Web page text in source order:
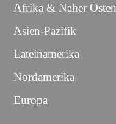
Afrika & Naher Osten
Asien-Pazifik
Lateinamerika
Nordamerika
Europa